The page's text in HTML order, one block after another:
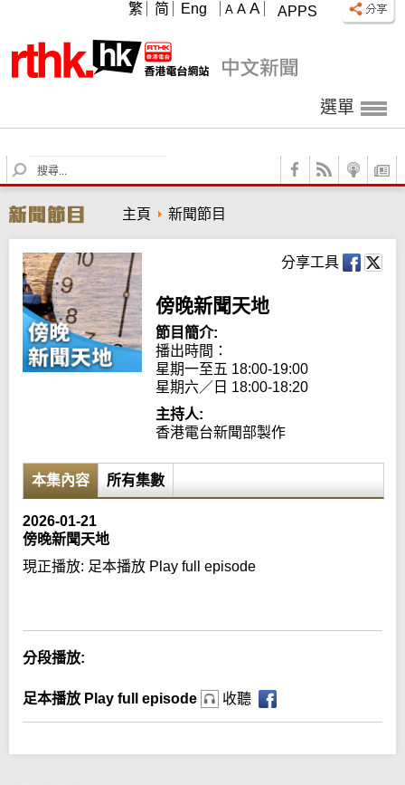
APPS
A A A
繁 简 Eng
選單
S
e
r
c
h
主頁 新聞節目
分享工具
傍晚新聞天地
節目簡介:
播出時間：
星期一至五 18:00-19:00
星期六／日 18:00-18:20
主持人:
香港電台新聞部製作
本集內容 所有集數
2026-01-21
傍晚新聞天地
現正播放: 足本播放 Play full episode
分段播放:
足本播放 Play full episode 收聽